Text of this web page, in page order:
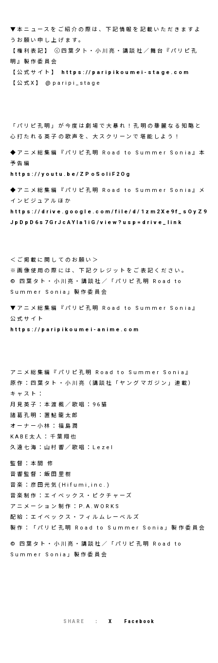
▼本ニュースをご紹介の際は、下記情報を記載いただきますよ
うお願い申し上げます。
【権利表記】 ⓒ四葉夕卜・小川亮・講談社／舞台『パリピ孔
明』製作委員会
【公式サイト】
https://paripikoumei-stage.com
【公式X】 @paripi_stage
「パリピ孔明」が今度は劇場で大暴れ！孔明の華麗なる知略と
心打たれる英子の歌声を、大スクリーンで堪能しよう！
◆アニメ総集編『パリピ孔明 Road to Summer Sonia』本
予告編
https://youtu.be/ZPoSoliF2Og
◆アニメ総集編『パリピ孔明 Road to Summer Sonia』メ
インビジュアルほか
https://drive.google.com/file/d/1zm2Xe9f_sOyZ9
JpDpD6s7GrJcAYIa1iG/view?usp=drive_link
＜ご掲載に関してのお願い＞
※画像使用の際には、下記クレジットをご表記ください。
© 四葉タト・小川亮・講談社／「パリピ孔明 Road to
Summer Sonia」製作委員会
▼アニメ総集編『パリピ孔明 Road to Summer Sonia』
公式サイト
https://paripikoumei-anime.com
アニメ総集編『パリピ孔明 Road to Summer Sonia』
原作：四葉タト・小川亮（講談社「ヤングマガジン」連載）
キャスト：
月見英子：本渡楓／歌唱：96猫
諸葛孔明：置鮎龍太郎
オーナー小林：福島潤
KABE太人：千葉翔也
久遠七海：山村響／歌唱：Lezel
監督：本間 修
音響監督：飯田里樹
音楽：彦田元気(Hifumi,inc.)
音楽制作：エイベックス・ピクチャーズ
アニメーション制作：P.A.WORKS
配給：エイベックス・フィルムレーベルズ
製作：「パリピ孔明 Road to Summer Sonia」製作委員会
© 四葉タト・小川亮・講談社／「パリピ孔明 Road to
Summer Sonia」製作委員会
SHARE X Facebook